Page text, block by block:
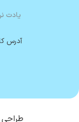
یادت
آدرس